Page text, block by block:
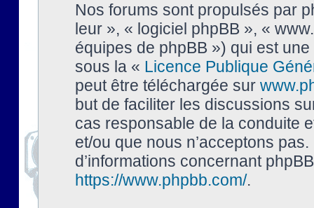
Nos forums sont propulsés par
leur », « logiciel phpBB », «
équipes de phpBB ») qui est
sous la « Licence Publique
peut être téléchargée sur
but de faciliter les discussions
cas responsable de la conduite
et/ou que nous n’acceptons
d’informations concernant
https://www.phpbb.com/.